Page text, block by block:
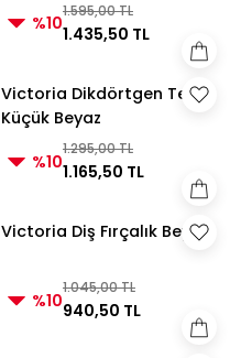
%10
1.595,00 TL
1.435,50 TL
Victoria Dikdörtgen Tepsi
Küçük Beyaz
%10
1.295,00 TL
1.165,50 TL
Victoria Diş Fırçalık Beyaz
%10
1.045,00 TL
940,50 TL